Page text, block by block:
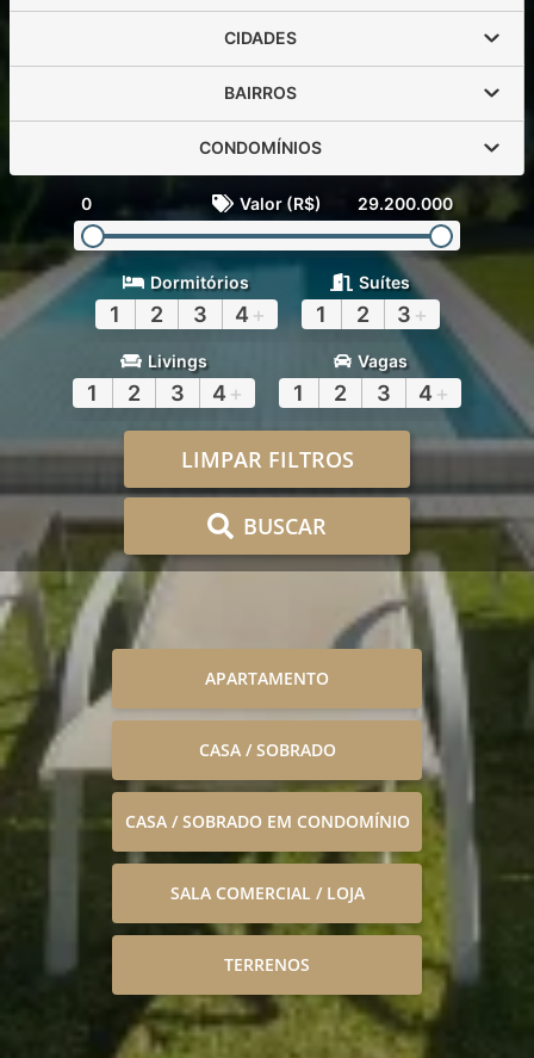
CIDADES
BAIRROS
CONDOMÍNIOS
0 Valor (R$) 29.200.000
Dormitórios
1 2 3 4 +
Suítes
1 2 3 +
Livings
1 2 3 4 +
Vagas
1 2 3 4 +
LIMPAR FILTROS
BUSCAR
APARTAMENTO
CASA / SOBRADO
CASA / SOBRADO EM CONDOMÍNIO
SALA COMERCIAL / LOJA
TERRENOS